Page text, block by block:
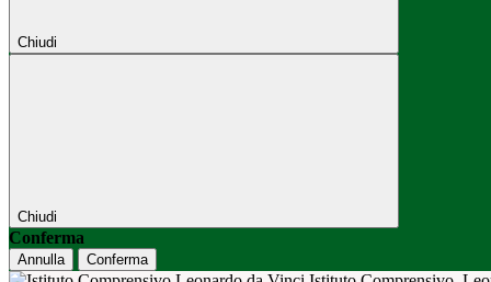
Chiudi
Chiudi
Conferma
Annulla Conferma